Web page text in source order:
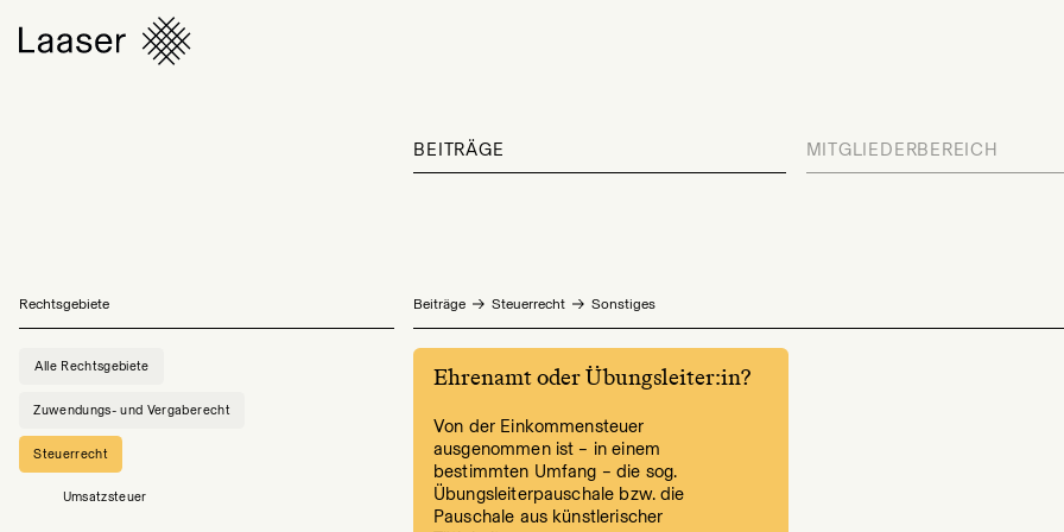
BEITRÄGE MITGLIEDERBEREICH
Beiträge Steuerrecht Sonstiges
Ehrenamt oder Übungsleiter:in?
Von der Einkommensteuer
ausgenommen ist – in einem
bestimmten Umfang – die sog.
Übungsleiterpauschale bzw. die
Pauschale aus künstlerischer
Rechtsgebiete
Alle Rechtsgebiete
Zuwendungs- und Vergaberecht
Steuerrecht
Umsatzsteuer